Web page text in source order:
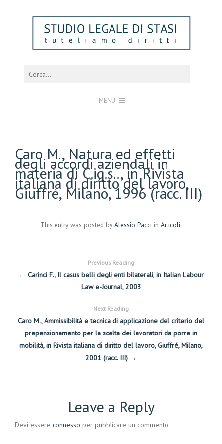
MENU
Caro M., Natura ed effetti
degli accordi aziendali in
materia di C.ig.s.., in Rivista
italiana di diritto del lavoro,
Giuffré, Milano, 1996 (racc. III)
This entry was posted by Alessio Pacci in Articoli.
Previous Reading
← Carinci F., Il casus belli degli enti bilaterali, in Italian Labour
Law e-Journal, 2003
Next Reading
Caro M., Ammissibilità e tecnica di applicazione del criterio del
prepensionamento per la scelta dei lavoratori da porre in
mobilità, in Rivista italiana di diritto del lavoro, Giuffré, Milano,
2001 (racc. III) →
Leave a Reply
Devi essere connesso per pubblicare un commento.